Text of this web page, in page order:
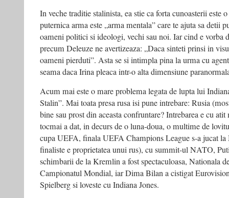
In veche traditie stalinista, ea stie ca forta cunoasterii este
puternica arma este „arma mentala” care te ajuta sa detii
oameni politici si ideologi, vechi sau noi. Iar cind e vorba
precum Deleuze ne avertizeaza: „Daca sinteti prinsi in
oameni pierduti”. Asta se si intimpla pina la urma cu
seama daca Irina pleaca intr-o alta dimensiune
Acum mai este o mare problema legata de lupta lui
Stalin”. Mai toata presa rusa isi pune intrebare: Rusia
bine sau prost din aceasta confruntare? Intrebarea e cu
tocmai a dat, in decurs de o luna-doua, o multime de
cupa UEFA, finala UEFA Champions League s-a jucat la
finaliste e proprietatea unui rus), cu summit-ul NATO,
schimbarii de la Kremlin a fost spectaculoasa, Nationala
Campionatul Mondial, iar Dima Bilan a cistigat
Spielberg si loveste cu Indiana Jones.